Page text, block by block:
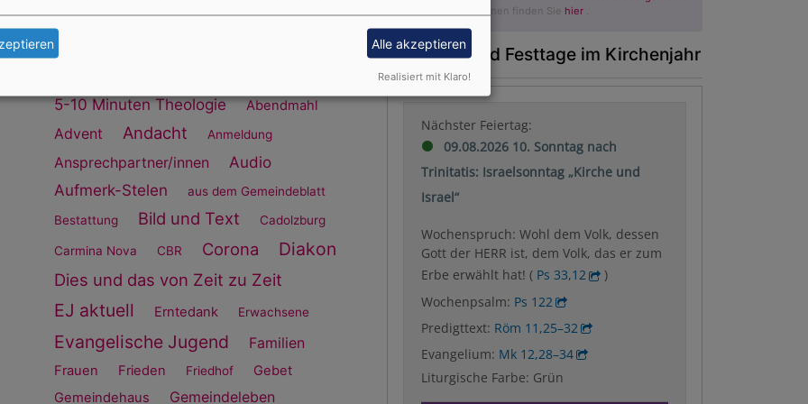
31
Schlagworte
5-10 Minuten Theologie Abendmahl
Advent Andacht Anmeldung
Ansprechpartner/innen
Audio
Aufmerk-Stelen
aus dem Gemeindeblatt
Bestattung
Bild und Text Cadolzburg
Carmina Nova CBR Corona Diakon
Dies und das von Zeit zu Zeit
EJ aktuell Erntedank Erwachsene
Evangelische Jugend Familien
Frauen Frieden Friedhof
Gebet
Gemeindehaus
Gemeindeleben
Weitere Informationen finden Sie hier .
Sonntage und Festtage im Kirchenjahr
Nächster Feiertag:
09.08.2026 10. Sonntag nach
Trinitatis: Israelsonntag „Kirche und
Israel“
Wochenspruch: Wohl dem Volk, dessen
Gott der HERR ist, dem Volk, das er zum
Erbe erwählt hat! ( Ps 33,12
)
Wochenpsalm: Ps 122
Predigttext: Röm 11,25–32
Evangelium: Mk 12,28–34
Liturgische Farbe: Grün
Alle akzeptieren
Realisiert mit Klaro!